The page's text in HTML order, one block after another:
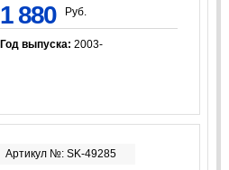
1 880 Руб.
Год выпуска: 2003-
Артикул №: SK-49285